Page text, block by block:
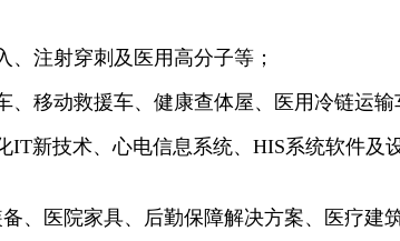
注射穿刺及医用高分子等；
移动救援车、健康查体屋、医用冷链运输
新技术、心电信息系统、HIS系统软件
、医院家具、后勤保障解决方案、医疗建